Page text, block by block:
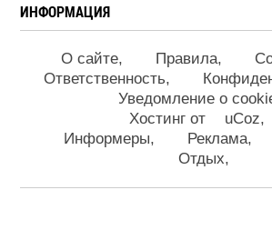
ИНФОРМАЦИЯ
О сайте Правила
Ответственность
Уведомление о
Хостинг от
uCoz
Информеры
Реклама
Отдых